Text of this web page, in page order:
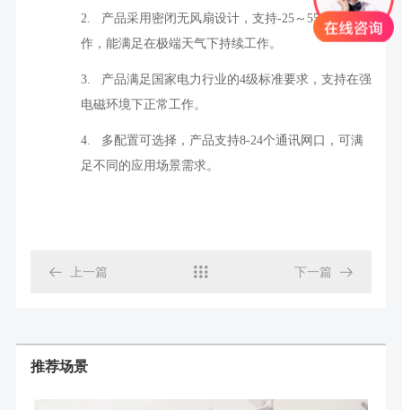
2. 产品采用密闭无风扇设计，支持-25～ 55° C 宽温工
作，能满足在极端天气下持续工作。
3. 产品满足国家电力行业的4级标准要求，支持在强
电磁环境下正常工作。
4. 多配置可选择，产品支持8-24个通讯网口，可满
足不同的应用场景需求。
 上一篇  下一篇 
推荐场景